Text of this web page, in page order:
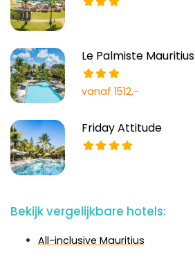
Le Palmiste Mauritius
vanaf 1512,-
Friday Attitude
Bekijk vergelijkbare hotels:
All-inclusive Mauritius